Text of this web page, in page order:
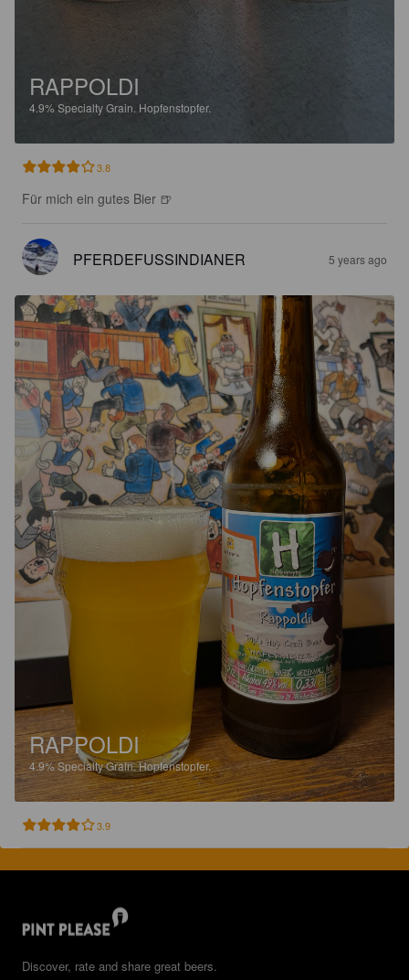
RAPPOLDI
4.9% Specialty Grain. Hopfenstopfer.
3.8
Für mich ein gutes Bier 🍺
PFERDEFUSSINDIANER 5 years ago
RAPPOLDI
4.9%Specialty Grain.Hopfenstopfer.
3.9
Discover, rate and share great beers.